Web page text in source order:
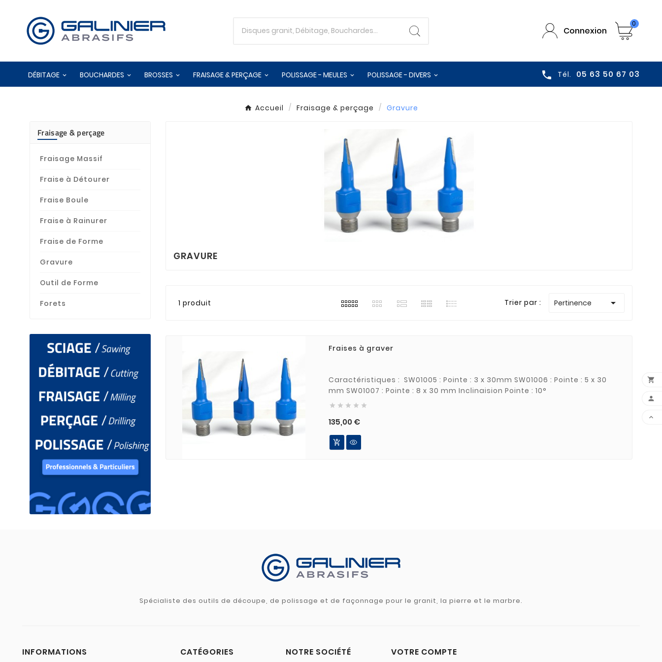
Connexion
0
DÉBITAGE BOUCHARDES BROSSES FRAISAGE & PERÇAGE POLISSAGE - MEULES POLISSAGE - DIVERS  Tél. 05 63 50 67 03
Accueil Fraisage & perçage Gravure
Fraisage & perçage
Fraisage Massif
Fraise à Détourer
Fraise Boule
Fraise à Rainurer
Fraise de Forme
Gravure
Outil de Forme
Forets
GRAVURE
1 produit Trier par : Pertinence 
Fraises à graver
Caractéristiques : SW01005 : Pointe : 3 x 30mm SW01006 : Pointe : 5 x 30
mm SW01007 : Pointe : 8 x 30 mm Inclinaision Pointe : 10°
    
135,00 €Prix

Spécialiste des outils de découpe, de polissage et de façonnage pour le granit, la pierre et le marbre.
INFORMATIONS CATÉGORIES NOTRE SOCIÉTÉ VOTRE COMPTE


